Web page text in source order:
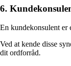
6.
En kundekonsulent er
Ved at kende disse
dit ordforråd.